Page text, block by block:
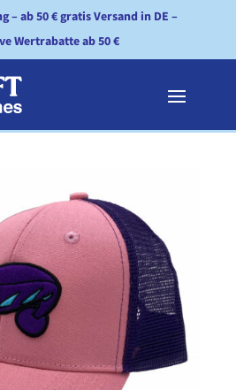
– ab 50 € gratis Versand in DE –
Wertrabatte ab 50 €